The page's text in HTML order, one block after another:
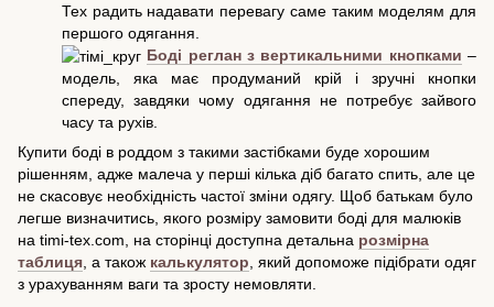
Тех радить надавати перевагу саме таким моделям для
першого одягання.
Боді реглан з вертикальними кнопками –
модель, яка має продуманий крій і зручні кнопки
спереду, завдяки чому одягання не потребує зайвого
часу та рухів.
Купити боді в роддом з такими застібками буде хорошим
рішенням, адже малеча у перші кілька діб багато спить, але це
не скасовує необхідність частої зміни одягу. Щоб батькам було
легше визначитись, якого розміру замовити боді для малюків
на timi-tex.com, на сторінці доступна детальна розмірна
таблиця, а також калькулятор, який допоможе підібрати одяг
з урахуванням ваги та зросту немовляти.